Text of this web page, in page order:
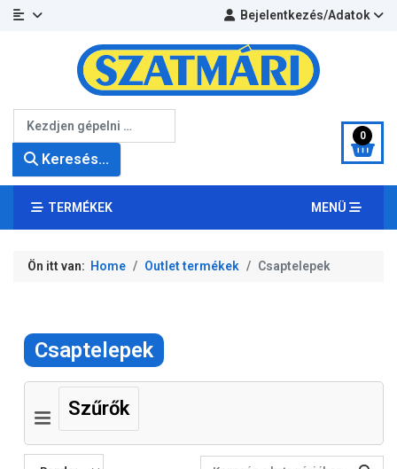
Bejelentkezés/Adatok
Keresés...
0
TERMÉKEK MENÜ
Ön itt van: Home Outlet termékek Csaptelepek
Csaptelepek
Szűrők